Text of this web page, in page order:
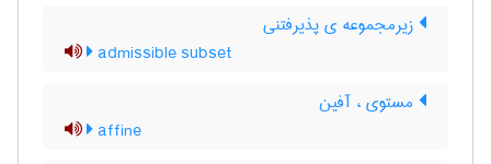
زیرمجموعه ی پذیرفتنی
admissible subset
مستوی ، آفین
affine